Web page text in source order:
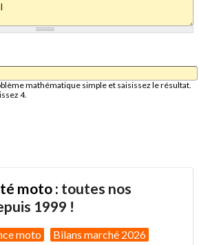
mathématique simple et saisissez le résultat.
4.
moto : toutes nos
1999 !
moto Bilans marché 2026